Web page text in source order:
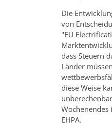
Die
von
"EU
dass Steuern
Länder
diese Weise
EHPA.